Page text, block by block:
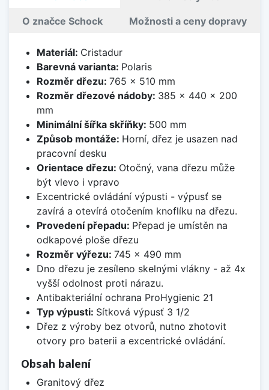
O značce Schock Možnosti a ceny dopravy
Materiál: Cristadur
Barevná varianta: Polaris
Rozměr dřezu: 765 x 510 mm
Rozměr dřezové nádoby: 385 x 440 x 200
mm
Minimální šířka skříňky: 500 mm
Způsob montáže: Horní, dřez je usazen nad
pracovní desku
Orientace dřezu: Otočný, vana dřezu může
být vlevo i vpravo
Excentrické ovládání výpusti - výpusť se
zavírá a otevírá otočením knoflíku na dřezu.
Provedení přepadu: Přepad je umístěn na
odkapové ploše dřezu
Rozměr výřezu: 745 x 490 mm
Dno dřezu je zesíleno skelnými vlákny - až 4x
vyšší odolnost proti nárazu.
Antibakteriální ochrana ProHygienic 21
Typ výpusti: Sítková výpusť 3 1/2
Dřez z výroby bez otvorů, nutno zhotovit
otvory pro baterii a excentrické ovládání.
Obsah balení
Granitový dřez